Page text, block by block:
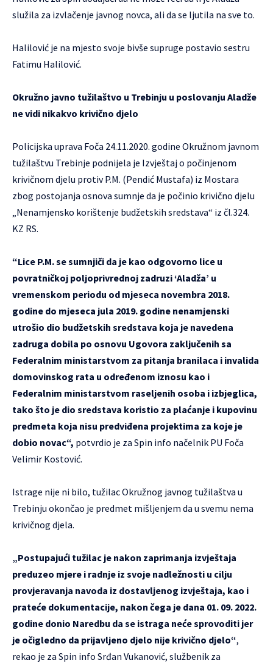
služila za izvlačenje javnog novca, ali da se ljutila na sve to.
Halilović je na mjesto svoje bivše supruge postavio sestru
Fatimu Halilović.
Okružno javno tužilaštvo u Trebinju u poslovanju Aladže
ne vidi nikakvo krivično djelo
Policijska uprava Foča 24.11.2020. godine Okružnom javnom
tužilaštvu Trebinje podnijela je Izvještaj o počinjenom
krivičnom djelu protiv P.M. (Pendić Mustafa) iz Mostara
zbog postojanja osnova sumnje da je počinio krivično djelu
„Nenamjensko korištenje budžetskih sredstava“ iz čl.324.
KZ RS.
“Lice P.M. se sumnjiči da je kao odgovorno lice u
povratničkoj poljoprivrednoj zadruzi ‘Aladža’ u
vremenskom periodu od mjeseca novembra 2018.
godine do mjeseca jula 2019. godine nenamjenski
utrošio dio budžetskih sredstava koja je navedena
zadruga dobila po osnovu Ugovora zaključenih sa
Federalnim ministarstvom za pitanja branilaca i invalida
domovinskog rata u određenom iznosu kao i
Federalnim ministarstvom raseljenih osoba i izbjeglica,
tako što je dio sredstava koristio za plaćanje i kupovinu
predmeta koja nisu predviđena projektima za koje je
dobio novac“, potvrdio je za Spin info načelnik PU Foča
Velimir Kostović.
Istrage nije ni bilo, tužilac Okružnog javnog tužilaštva u
Trebinju okončao je predmet mišljenjem da u svemu nema
krivičnog djela.
„Postupajući tužilac je nakon zaprimanja izvještaja
preduzeo mjere i radnje iz svoje nadležnosti u cilju
provjeravanja navoda iz dostavljenog izvještaja, kao i
prateće dokumentacije, nakon čega je dana 01. 09. 2022.
godine donio Naredbu da se istraga neće sprovoditi jer
je očigledno da prijavljeno djelo nije krivično djelo“,
rekao je za Spin info Srđan Vukanović, službenik za